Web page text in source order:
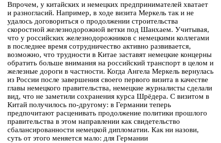
Впрочем, у китайских и немецких предпринимателей хватает
и разногласий. Например, в ходе визита Меркель так и не
удалось договориться о продолжении строительства
скоростной железнодорожной ветки под Шанхаем. Учитывая,
что у российских железнодорожников с немецкими коллегами
в последнее время сотрудничество активно развивается,
возможно, что трудности в Китае заставят немецкие концерны
обратить больше внимания на российский транспорт в целом и
железные дороги в частности. Когда Ангела Меркель вернулась
из России после завершения своего первого визита в качестве
главы немецкого правительства, немецкие журналисты сделали
вид, что не заметили сохранения курса Шрёдера. С визитом в
Китай получилось по-другому: в Германии теперь
предпочитают расценивать продолжение политики прошлого
правительства в этом направлении как свидетельство
сбалансированности немецкой дипломатии. Как ни назови,
суть от этого меняется мало: для Германии